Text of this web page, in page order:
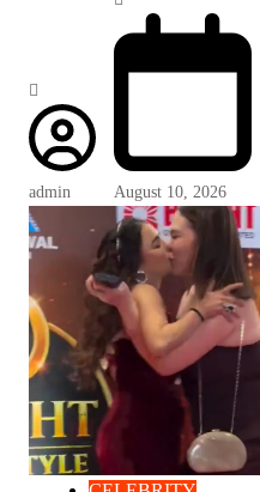
admin August 10, 2026